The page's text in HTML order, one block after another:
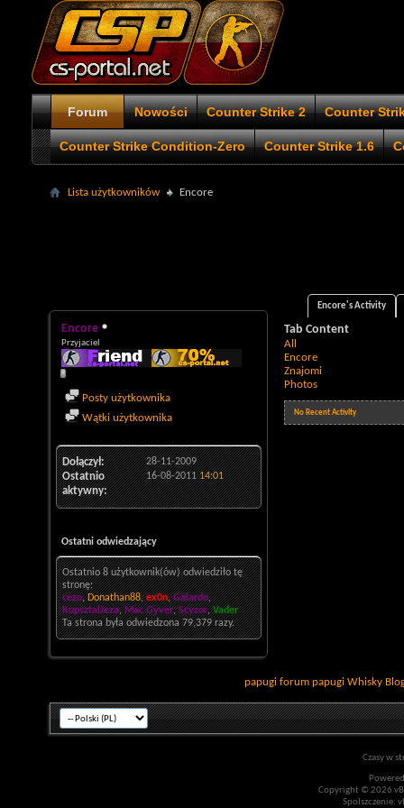
Forum Nowości Counter Strike 2 Counter
Counter Strike Condition-Zero Counter Strike 1.6
Lista użytkowników Encore
Encore
Przyjaciel
Posty użytkownika
Wątki użytkownika
Dołączył 28-11-2009
Ostatnio
aktywny
16-08-201114:01
Ostatni odwiedzający
Ostatnio 8 użytkownik(ów) odwiedziło tę
stronę:
cezo, Donathan88, ex0n, Galardo,
KupsztalJeza, Mac Gyver, Scyzor, Vader
Ta strona była odwiedzona79,379razy.
Encore's Activity
Tab Content
All
Encore
Znajomi
Photos
No Recent Activity
papugi forum papugi Whisky
Czasy w
Copyright © 2026
Spolszczenie: